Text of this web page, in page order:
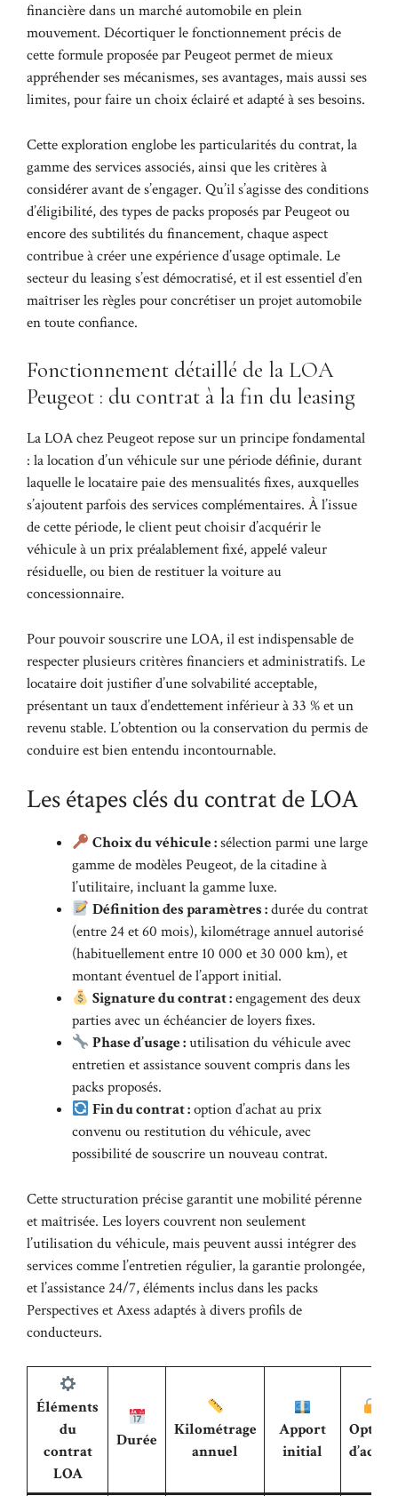
financière dans un marché automobile en plein
mouvement. Décortiquer le fonctionnement précis de
cette formule proposée par Peugeot permet de mieux
appréhender ses mécanismes, ses avantages, mais aussi ses
limites, pour faire un choix éclairé et adapté à ses besoins.
Cette exploration englobe les particularités du contrat, la
gamme des services associés, ainsi que les critères à
considérer avant de s’engager. Qu’il s’agisse des conditions
d’éligibilité, des types de packs proposés par Peugeot ou
encore des subtilités du financement, chaque aspect
contribue à créer une expérience d’usage optimale. Le
secteur du leasing s’est démocratisé, et il est essentiel d’en
maîtriser les règles pour concrétiser un projet automobile
en toute confiance.
Fonctionnement détaillé de la LOA
Peugeot : du contrat à la fin du leasing
La LOA chez Peugeot repose sur un principe fondamental
: la location d’un véhicule sur une période définie, durant
laquelle le locataire paie des mensualités fixes, auxquelles
s’ajoutent parfois des services complémentaires. À l’issue
de cette période, le client peut choisir d’acquérir le
véhicule à un prix préalablement fixé, appelé valeur
résiduelle, ou bien de restituer la voiture au
concessionnaire.
Pour pouvoir souscrire une LOA, il est indispensable de
respecter plusieurs critères financiers et administratifs. Le
locataire doit justifier d’une solvabilité acceptable,
présentant un taux d’endettement inférieur à 33 % et un
revenu stable. L’obtention ou la conservation du permis de
conduire est bien entendu incontournable.
Les étapes clés du contrat de LOA
Choix du véhicule :sélection parmi une large
gamme de modèles Peugeot, de la citadine à
l’utilitaire, incluant la gamme luxe.
Définition des paramètres :durée du contrat
(entre 24 et 60 mois), kilométrage annuel autorisé
(habituellement entre 10 000 et 30 000 km), et
montant éventuel de l’apport initial.
Signature du contrat :engagement des deux
parties avec un échéancier de loyers fixes.
Phase d’usage :utilisation du véhicule avec
entretien et assistance souvent compris dans les
packs proposés.
Fin du contrat :option d’achat au prix
convenu ou restitution du véhicule, avec
possibilité de souscrire un nouveau contrat.
Cette structuration précise garantit une mobilité pérenne
et maîtrisée. Les loyers couvrent non seulement
l’utilisation du véhicule, mais peuvent aussi intégrer des
services comme l’entretien régulier, la garantie prolongée,
et l’assistance 24/7, éléments inclus dans les packs
Perspectives et Axess adaptés à divers profils de
conducteurs.
Éléments
du
contrat
LOA
Durée
Kilométrage
annuel
Apport
initial
Option
d’achat